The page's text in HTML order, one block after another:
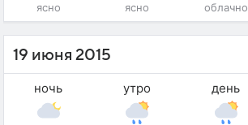
ясно ясно облачно
19 июня 2015
ночь утро день